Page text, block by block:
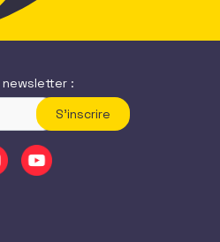
newsletter :
S'inscrire